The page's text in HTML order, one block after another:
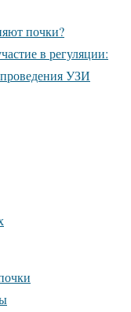
почки?
в регуляции:
УЗИ